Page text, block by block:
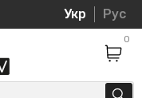
Укр Рус
0